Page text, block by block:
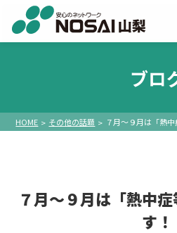
ブロ
HOME その他の話題 ７月～９月は「熱
７月～９月は「熱中
す！